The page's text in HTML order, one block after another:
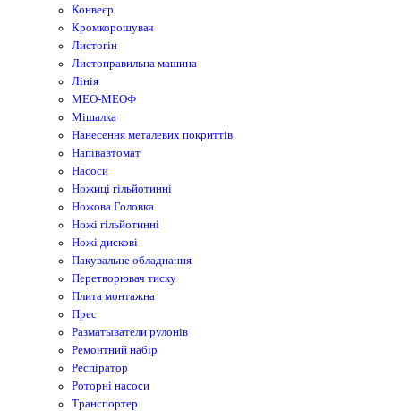
Конвеєр
Кромкорошувач
Листогін
Листоправильна машина
Лінія
МЕО-МЕОФ
Мішалка
Нанесення металевих покриттів
Напівавтомат
Насоси
Ножиці гільйотинні
Ножова Головка
Ножі гільйотинні
Ножі дискові
Пакувальне обладнання
Перетворювач тиску
Плита монтажна
Прес
Разматыватели рулонів
Ремонтний набір
Респіратор
Роторні насоси
Транспортер